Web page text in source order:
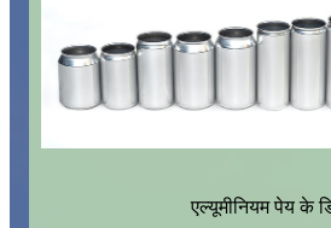
एल्यूमीनियम पेय के